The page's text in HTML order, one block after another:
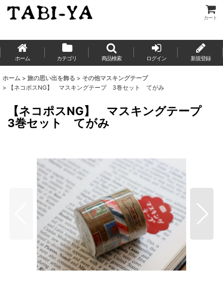
カート
ホーム カテゴリ 商品検索 ログイン 新規登録
ホーム > 旅の思い出を飾る > その他マスキングテープ
>
【ネコポスNG】 マスキングテープ 3巻セット てがみ
【ネコポスNG】 マスキングテープ
3巻セット てがみ